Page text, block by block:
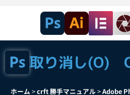
取り消し(O)
ホーム >crft 勝手マニュアル>Adobe